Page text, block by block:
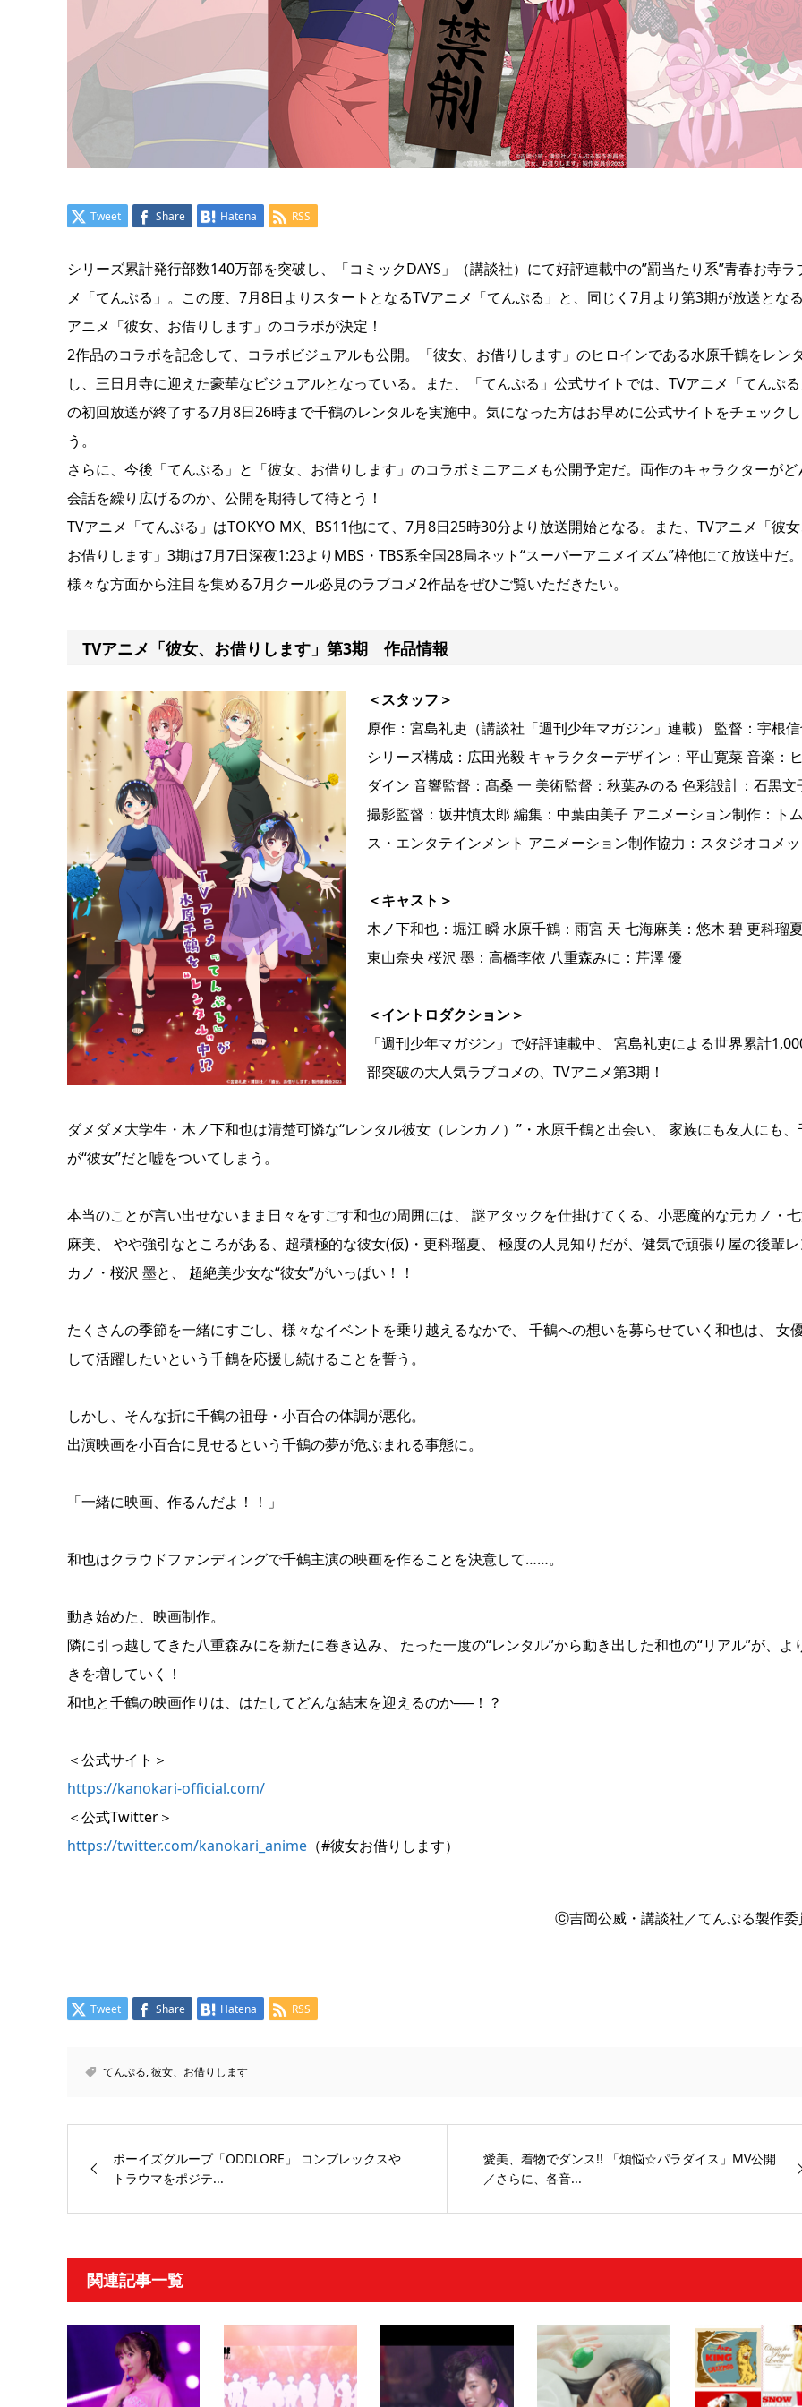
Tweet Share Hatena RSS
シリーズ累計発行部数140万部を突破し、「コミックDAYS」（講談社）にて好評連載中の”罰当たり系”青春お寺ラ
メ「てんぷる」。この度、7月8日よりスタートとなるTVアニメ「てんぷる」と、同じく7月より第3期が放送とな
アニメ「彼女、お借りします」のコラボが決定！
2作品のコラボを記念して、コラボビジュアルも公開。「彼女、お借りします」のヒロインである水原千鶴をレン
し、三日月寺に迎えた豪華なビジュアルとなっている。また、「てんぷる」公式サイトでは、TVアニメ「てんぷる
の初回放送が終了する7月8日26時まで千鶴のレンタルを実施中。気になった方はお早めに公式サイトをチェックし
う。
さらに、今後「てんぷる」と「彼女、お借りします」のコラボミニアニメも公開予定だ。両作のキャラクターがど
会話を繰り広げるのか、公開を期待して待とう！
TVアニメ「てんぷる」はTOKYO MX、BS11他にて、7月8日25時30分より放送開始となる。また、TVアニメ「彼女
お借りします」3期は7月7日深夜1:23よりMBS・TBS系全国28局ネット“スーパーアニメイズム”枠他にて放送中だ。
様々な方面から注目を集める7月クール必見のラブコメ2作品をぜひご覧いただきたい。
TVアニメ「彼女、お借りします」第3期 作品情報
＜スタッフ＞
原作：宮島礼吏（講談社「週刊少年マガジン」連載） 監督：宇根
シリーズ構成：広田光毅 キャラクターデザイン：平山寛菜 音楽：
ダイン 音響監督：髙桑 一 美術監督：秋葉みのる 色彩設計：石黒文
撮影監督：坂井慎太郎 編集：中葉由美子 アニメーション制作：トム
ス・エンタテインメント アニメーション制作協力：スタジオコメッ
＜キャスト＞
木ノ下和也：堀江 瞬 水原千鶴：雨宮 天 七海麻美：悠木 碧 更科瑠夏
東山奈央 桜沢 墨：高橋李依 八重森みに：芹澤 優
＜イントロダクション＞
「週刊少年マガジン」で好評連載中、 宮島礼吏による世界累計
部突破の大人気ラブコメの、TVアニメ第3期！
ダメダメ大学生・木ノ下和也は清楚可憐な“レンタル彼女（レンカノ）”・水原千鶴と出会い、 家族にも友人にも、
が“彼女”だと嘘をついてしまう。
本当のことが言い出せないまま日々をすごす和也の周囲には、 謎アタックを仕掛けてくる、小悪魔的な元カノ・
麻美、 やや強引なところがある、超積極的な彼女(仮)・更科瑠夏、 極度の人見知りだが、健気で頑張り屋の後輩レ
カノ・桜沢 墨と、 超絶美少女な“彼女”がいっぱい！！
たくさんの季節を一緒にすごし、様々なイベントを乗り越えるなかで、 千鶴への想いを募らせていく和也は、 女
して活躍したいという千鶴を応援し続けることを誓う。
しかし、そんな折に千鶴の祖母・小百合の体調が悪化。
出演映画を小百合に見せるという千鶴の夢が危ぶまれる事態に。
「一緒に映画、作るんだよ！！」
和也はクラウドファンディングで千鶴主演の映画を作ることを決意して……。
動き始めた、映画制作。
隣に引っ越してきた八重森みにを新たに巻き込み、 たった一度の“レンタル”から動き出した和也の“リアル”が、よ
きを増していく！
和也と千鶴の映画作りは、はたしてどんな結末を迎えるのか──！？
＜公式サイト＞
https://kanokari-official.com/
＜公式Twitter＞
https://twitter.com/kanokari_anime（#彼女お借りします）
ⓒ吉岡公威・講談社／てんぷる製作委
Tweet Share Hatena RSS
てんぷる,彼女、お借りします
ボーイズグループ「ODDLORE」 コンプレックスや
トラウマをポジテ...
愛美、着物でダンス!! 「煩悩☆パラダイス」MV公開
／さらに、各音...
関連記事一覧